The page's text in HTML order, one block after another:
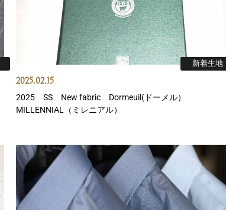
2025.02.15
新着生地
2025 SS New fabric Dormeuil(ドーメル）
MILLENNIAL（ミレニアル）